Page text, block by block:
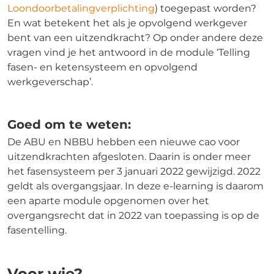
Loondoorbetalingverplichting) toegepast worden?
En wat betekent het als je opvolgend werkgever
bent van een uitzendkracht? Op onder andere deze
vragen vind je het antwoord in de module ‘Telling
fasen- en ketensysteem en opvolgend
werkgeverschap’.
Goed om te weten:
De ABU en NBBU hebben een nieuwe cao voor
uitzendkrachten afgesloten. Daarin is onder meer
het fasensysteem per 3 januari 2022 gewijzigd. 2022
geldt als overgangsjaar. In deze e-learning is daarom
een aparte module opgenomen over het
overgangsrecht dat in 2022 van toepassing is op de
fasentelling.